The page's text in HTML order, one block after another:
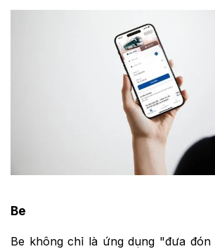
Be
Be không chỉ là ứng dụng "đưa